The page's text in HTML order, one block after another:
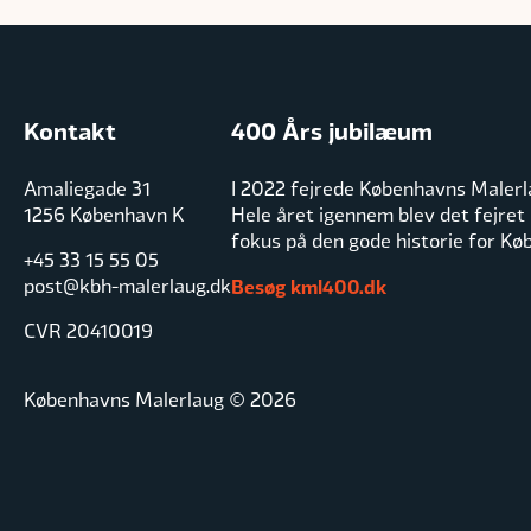
Kontakt
Amaliegade 31
1256 København K
+45 33 15 55 05
post@kbh-malerlaug.dk
CVR 20410019
400 Års jubilæum
I 2022 fejrede Københavns
Hele året igennem blev det fejret
fokus på den gode historie for
Besøg kml400.dk
Københavns Malerlaug © 2026